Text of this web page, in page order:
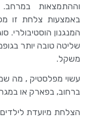
וההתמצאות
באמצעות צלחת זו
המנגנון הוסטיבולרי.
שליטה טובה יותר
משקל.
עשוי מפלסטיק , מה
ברחוב, בפארק או
הצלחת מיועדת